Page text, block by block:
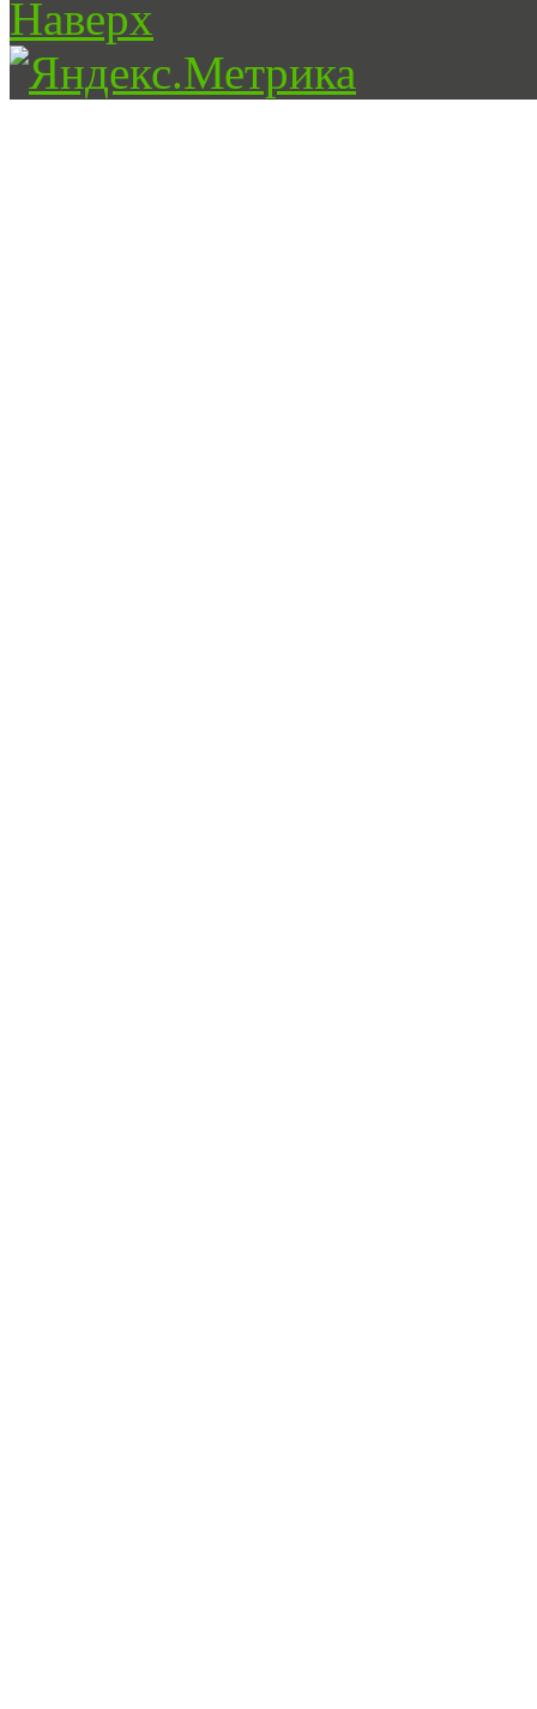
Наверх